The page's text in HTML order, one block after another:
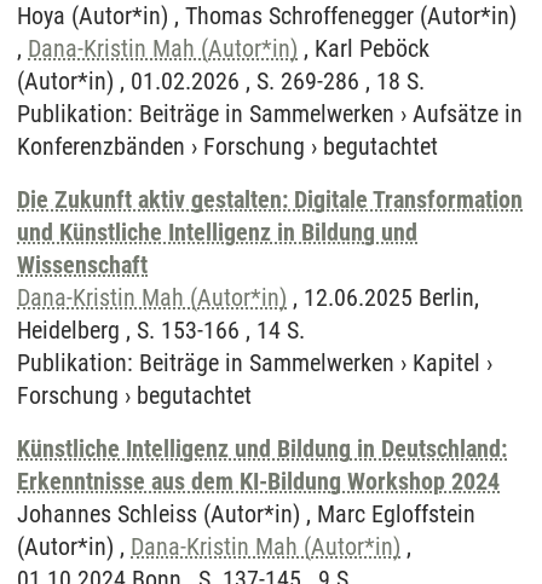
Hoya (Autor*in) , Thomas Schroffenegger (Autor*in)
, Dana-Kristin Mah (Autor*in) , Karl Peböck
(Autor*in) , 01.02.2026 , S. 269-286 , 18 S.
Publikation: Beiträge in Sammelwerken › Aufsätze in
Konferenzbänden › Forschung › begutachtet
Die Zukunft aktiv gestalten: Digitale Transformation
und Künstliche Intelligenz in Bildung und
Wissenschaft
Dana-Kristin Mah (Autor*in) , 12.06.2025 Berlin,
Heidelberg , S. 153-166 , 14 S.
Publikation: Beiträge in Sammelwerken › Kapitel ›
Forschung › begutachtet
Künstliche Intelligenz und Bildung in Deutschland:
Erkenntnisse aus dem KI-Bildung Workshop 2024
Johannes Schleiss (Autor*in) , Marc Egloffstein
(Autor*in) , Dana-Kristin Mah (Autor*in) ,